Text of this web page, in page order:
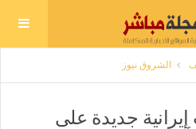
الشروق نيوز
جديدة على